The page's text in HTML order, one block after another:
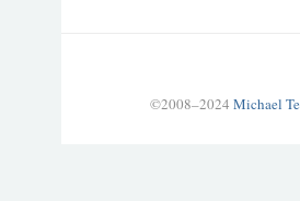
©2008–2024 Michael